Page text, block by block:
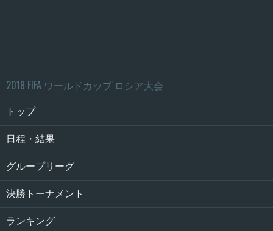
2018 FIFA ワールドカップ ロシア大会
トップ
日程・結果
グループリーグ
決勝トーナメント
ランキング